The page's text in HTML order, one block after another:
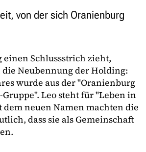
von der sich Oranienburg
einen Schlussstrich zieht,
Neubennung der Holding:
wurde aus der "Oranienburg
Leo steht für "Leben in
neuen Namen machten die
dass sie als Gemeinschaft